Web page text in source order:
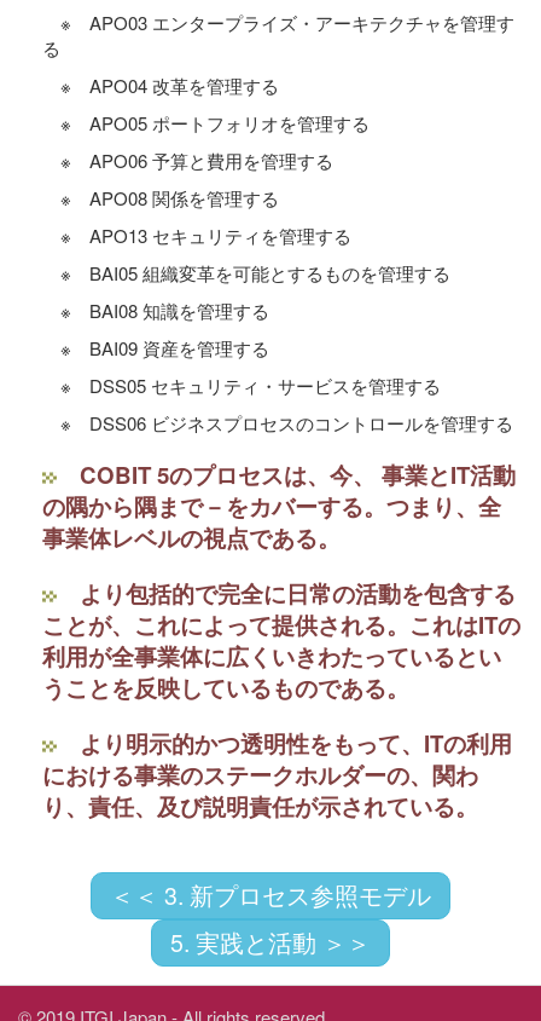
※ APO03 エンタープライズ・アーキテクチャを管理す
る
※ APO04 改革を管理する
※ APO05 ポートフォリオを管理する
※ APO06 予算と費用を管理する
※ APO08 関係を管理する
※ APO13 セキュリティを管理する
※ BAI05 組織変革を可能とするものを管理する
※ BAI08 知識を管理する
※ BAI09 資産を管理する
※ DSS05 セキュリティ・サービスを管理する
※ DSS06 ビジネスプロセスのコントロールを管理する
COBIT 5のプロセスは、今、 事業とIT活動
の隅から隅まで－をカバーする。つまり、全
事業体レベルの視点である。
より包括的で完全に日常の活動を包含する
ことが、これによって提供される。これはITの
利用が全事業体に広くいきわたっているとい
うことを反映しているものである。
より明示的かつ透明性をもって、ITの利用
における事業のステークホルダーの、関わ
り、責任、及び説明責任が示されている。
＜＜ 3. 新プロセス参照モデル
5. 実践と活動 ＞＞